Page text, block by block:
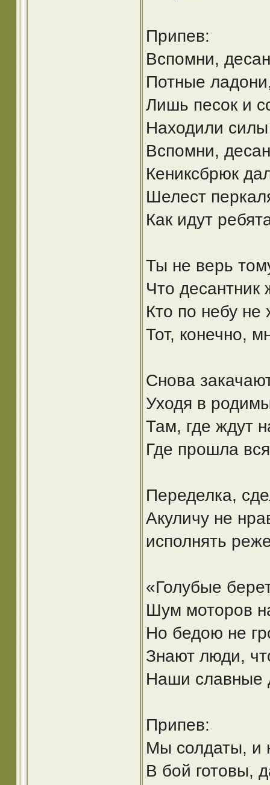
Припев:
Вспомни,
Потные
Лишь песок и
Находили
Вспомни,
Кениксбрюк
Шелест
Как идут
Ты не верь
Что десантник
Кто по небу не
Тот, конечно,
Снова
Уходя в
Там, где ждут
Где прошла
Переделка,
Акуличу не
исполнять
«Голубые
Шум моторов
Но бедою не
Знают люди,
Наши славные
Припев:
Мы солдаты, и
В бой готовы,